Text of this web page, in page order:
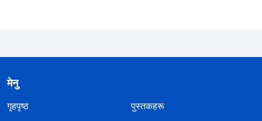
मेनु
गृहपृष्ठ
पुस्तकहरू